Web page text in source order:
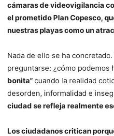
cámaras de videovigilancia
el prometido Plan Copesco,
nuestras playas como un
Nada de ello se ha
preguntarse: ¿cómo podemos
bonita”cuando la realidad
desorden, informalidad e
ciudad se refleja realmente
Los ciudadanos critican